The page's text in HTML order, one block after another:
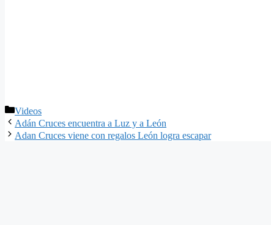
Categorías
Videos
Adán Cruces encuentra a Luz y a León
Adan Cruces viene con regalos León logra escapar